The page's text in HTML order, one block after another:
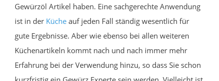
Gewürzöl Artikel haben. Eine sachgerechte Anwendung
ist in der Küche auf jeden Fall ständig wesentlich für
gute Ergebnisse. Aber wie ebenso bei allen weiteren
Küchenartikeln kommt nach und nach immer mehr
Erfahrung bei der Verwendung hinzu, so dass Sie schon